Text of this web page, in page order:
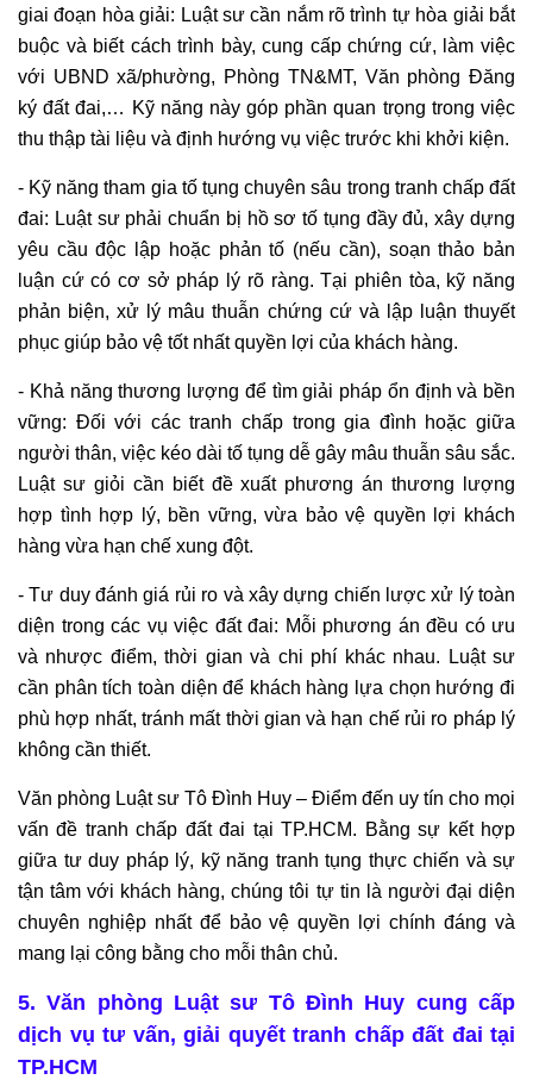
giai đoạn hòa giải: Luật sư cần nắm rõ trình tự hòa giải bắt
buộc và biết cách trình bày, cung cấp chứng cứ, làm việc
với UBND xã/phường, Phòng TN&MT, Văn phòng Đăng
ký đất đai,… Kỹ năng này góp phần quan trọng trong việc
thu thập tài liệu và định hướng vụ việc trước khi khởi kiện.
- Kỹ năng tham gia tố tụng chuyên sâu trong tranh chấp đất
đai: Luật sư phải chuẩn bị hồ sơ tố tụng đầy đủ, xây dựng
yêu cầu độc lập hoặc phản tố (nếu cần), soạn thảo bản
luận cứ có cơ sở pháp lý rõ ràng. Tại phiên tòa, kỹ năng
phản biện, xử lý mâu thuẫn chứng cứ và lập luận thuyết
phục giúp bảo vệ tốt nhất quyền lợi của khách hàng.
- Khả năng thương lượng để tìm giải pháp ổn định và bền
vững: Đối với các tranh chấp trong gia đình hoặc giữa
người thân, việc kéo dài tố tụng dễ gây mâu thuẫn sâu sắc.
Luật sư giỏi cần biết đề xuất phương án thương lượng
hợp tình hợp lý, bền vững, vừa bảo vệ quyền lợi khách
hàng vừa hạn chế xung đột.
- Tư duy đánh giá rủi ro và xây dựng chiến lược xử lý toàn
diện trong các vụ việc đất đai: Mỗi phương án đều có ưu
và nhược điểm, thời gian và chi phí khác nhau. Luật sư
cần phân tích toàn diện để khách hàng lựa chọn hướng đi
phù hợp nhất, tránh mất thời gian và hạn chế rủi ro pháp lý
không cần thiết.
Văn phòng Luật sư Tô Đình Huy – Điểm đến uy tín cho mọi
vấn đề tranh chấp đất đai tại TP.HCM. Bằng sự kết hợp
giữa tư duy pháp lý, kỹ năng tranh tụng thực chiến và sự
tận tâm với khách hàng, chúng tôi tự tin là người đại diện
chuyên nghiệp nhất để bảo vệ quyền lợi chính đáng và
mang lại công bằng cho mỗi thân chủ.
5. Văn phòng Luật sư Tô Đình Huy cung cấp
dịch vụ tư vấn, giải quyết tranh chấp đất đai tại
TP.HCM